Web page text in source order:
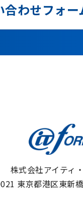
合わせフォー
株式会社アイティ
東京都港区東新